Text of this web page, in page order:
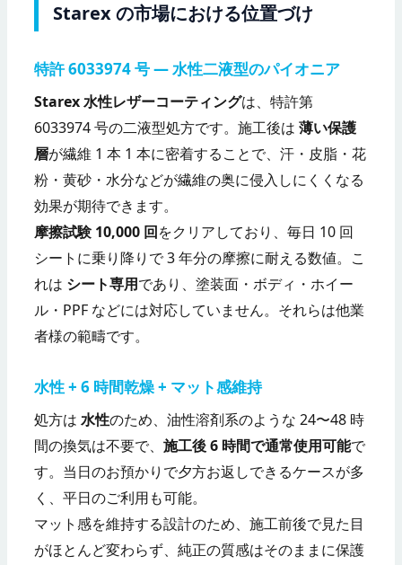
Starex の市場における位置づけ
特許 6033974 号 — 水性二液型のパイオニア
Starex 水性レザーコーティングは、特許第
6033974 号の二液型処方です。施工後は薄い保護
層が繊維 1 本 1 本に密着することで、汗・皮脂・花
粉・黄砂・水分などが繊維の奥に侵入しにくくなる
効果が期待できます。
摩擦試験 10,000 回をクリアしており、毎日 10 回
シートに乗り降りで 3 年分の摩擦に耐える数値。こ
れは シート専用であり、塗装面・ボディ・ホイー
ル・PPF などには対応していません。それらは他業
者様の範疇です。
水性 + 6 時間乾燥 + マット感維持
処方は水性のため、油性溶剤系のような 24〜48 時
間の換気は不要で、施工後 6 時間で通常使用可能で
す。当日のお預かりで夕方お返しできるケースが多
く、平日のご利用も可能。
マット感を維持する設計のため、施工前後で見た目
がほとんど変わらず、純正の質感はそのままに保護